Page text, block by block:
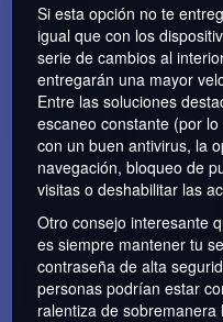
Si esta opción no te
igual que con los
serie de cambios al
entregarán una mayor
Entre las soluciones
escaneo constante (por
con un buen antivirus, la
navegación, bloqueo de
visitas o deshabilitar las
Otro consejo interesante
es siempre mantener tu
contraseña de alta
personas podrían estar
ralentiza de